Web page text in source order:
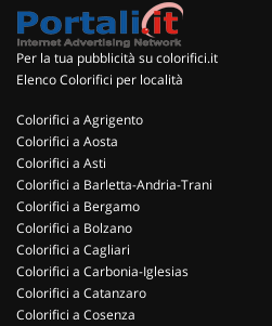
Per la tua pubblicità su colorifici.it
Elenco Colorifici per località
Colorifici a Agrigento
Colorifici a Aosta
Colorifici a Asti
Colorifici a Barletta-Andria-Trani
Colorifici a Bergamo
Colorifici a Bolzano
Colorifici a Cagliari
Colorifici a Carbonia-Iglesias
Colorifici a Catanzaro
Colorifici a Cosenza